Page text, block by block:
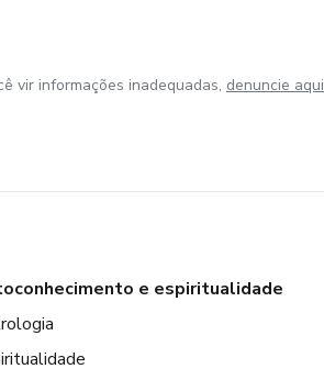
vir informações inadequadas, denuncie aqui
e espiritualidade